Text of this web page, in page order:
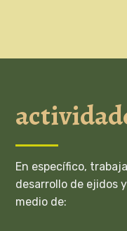
En específico,
desarrollo de ejidos
medio de: